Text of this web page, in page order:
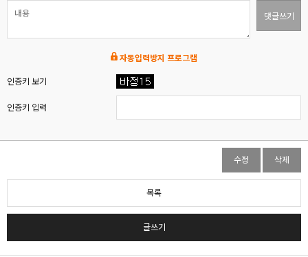
댓글쓰기
자동입력방지 프로그램
인증키 보기
인증키 입력
수정 삭제
목록
글쓰기